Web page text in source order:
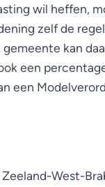
wil heffen,
zelf de
kan
een
een
West-